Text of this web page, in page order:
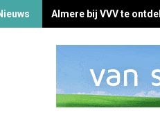
Almere bij VVV te